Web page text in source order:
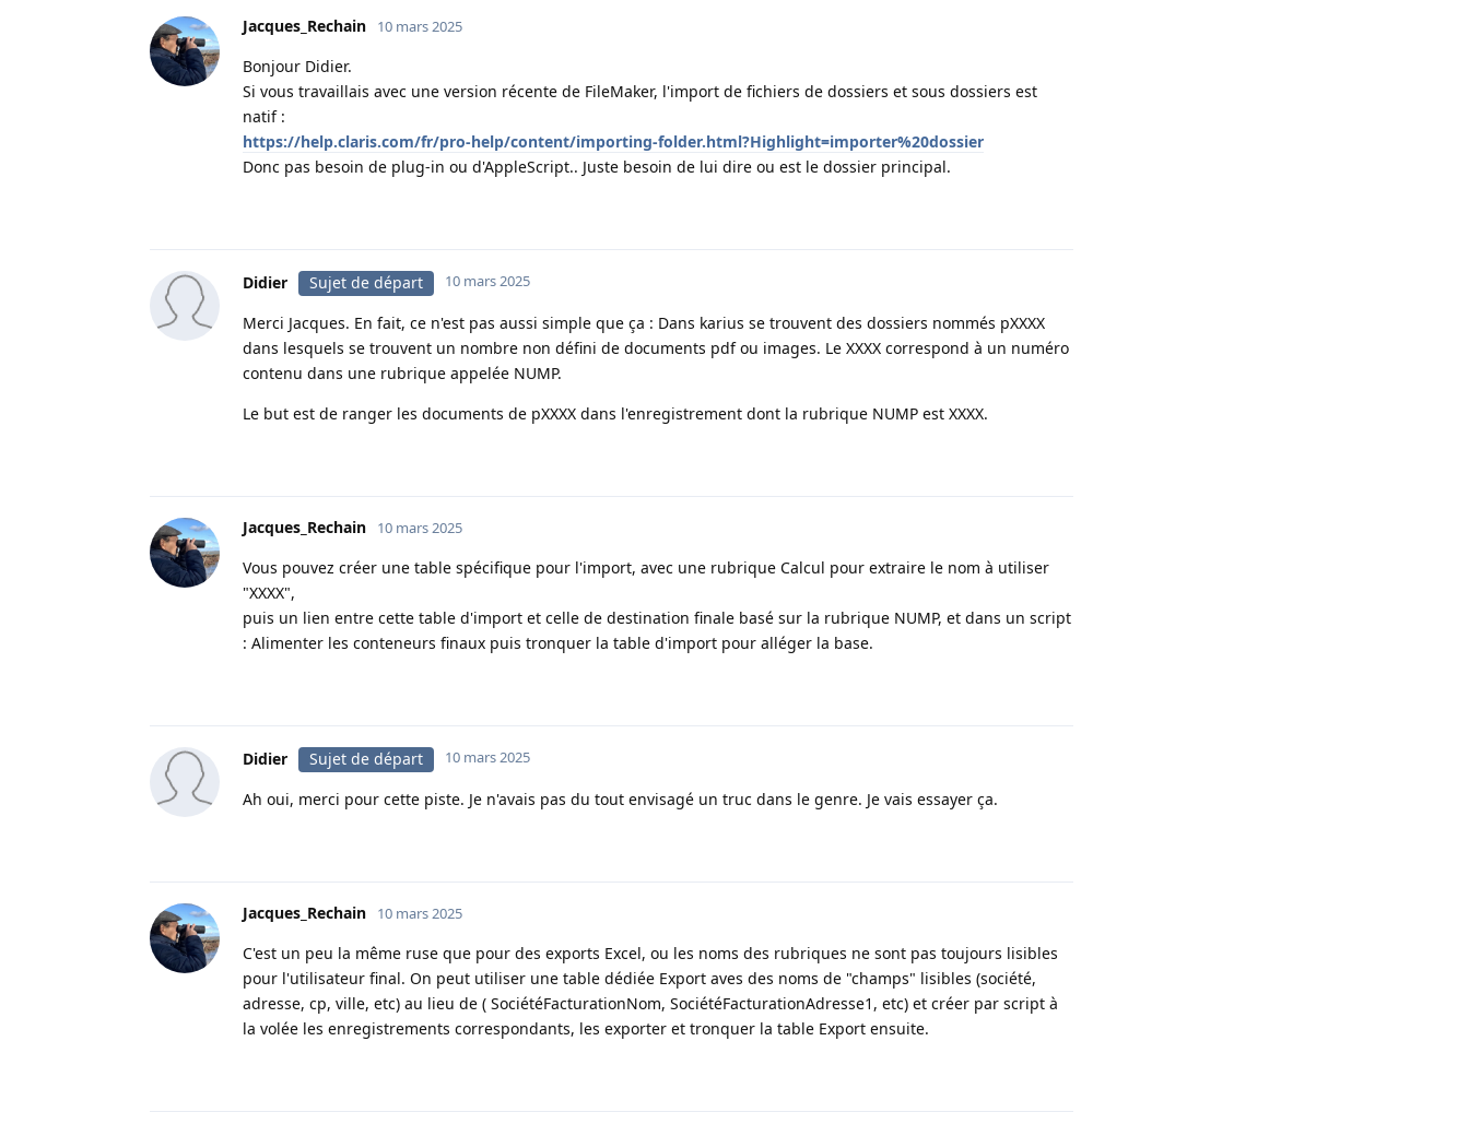
Jacques_Rechain 10 mars 2025
Bonjour Didier.
Si vous travaillais avec une version récente de FileMaker, l'import de fichiers de dossiers et sous dossiers est
natif :
https://help.claris.com/fr/pro-help/content/importing-folder.html?Highlight=importer%20dossier
Donc pas besoin de plug-in ou d'AppleScript.. Juste besoin de lui dire ou est le dossier principal.
Didier Sujet de départ 10 mars 2025
Merci Jacques. En fait, ce n'est pas aussi simple que ça : Dans karius se trouvent des dossiers nommés pXXXX
dans lesquels se trouvent un nombre non défini de documents pdf ou images. Le XXXX correspond à un numéro
contenu dans une rubrique appelée NUMP.
Le but est de ranger les documents de pXXXX dans l'enregistrement dont la rubrique NUMP est XXXX.
Jacques_Rechain 10 mars 2025
Vous pouvez créer une table spécifique pour l'import, avec une rubrique Calcul pour extraire le nom à utiliser
"XXXX",
puis un lien entre cette table d'import et celle de destination finale basé sur la rubrique NUMP, et dans un script
: Alimenter les conteneurs finaux puis tronquer la table d'import pour alléger la base.
Didier Sujet de départ 10 mars 2025
Ah oui, merci pour cette piste. Je n'avais pas du tout envisagé un truc dans le genre. Je vais essayer ça.
Jacques_Rechain 10 mars 2025
C'est un peu la même ruse que pour des exports Excel, ou les noms des rubriques ne sont pas toujours lisibles
pour l'utilisateur final. On peut utiliser une table dédiée Export aves des noms de "champs" lisibles (société,
adresse, cp, ville, etc) au lieu de ( SociétéFacturationNom, SociétéFacturationAdresse1, etc) et créer par script à
la volée les enregistrements correspondants, les exporter et tronquer la table Export ensuite.